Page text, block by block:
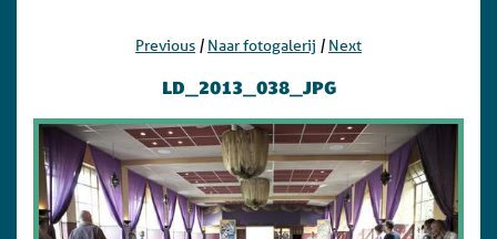
Previous | Naar fotogalerij | Next
LD_2013_038_JPG